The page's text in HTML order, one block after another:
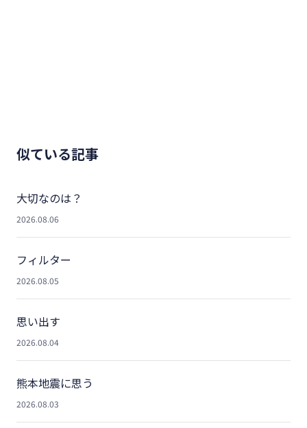
似ている記事
大切なのは？
2026.08.06
フィルター
2026.08.05
思い出す
2026.08.04
熊本地震に思う
2026.08.03